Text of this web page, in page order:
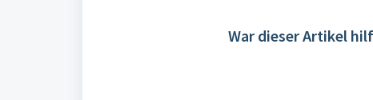
War dieser Artikel